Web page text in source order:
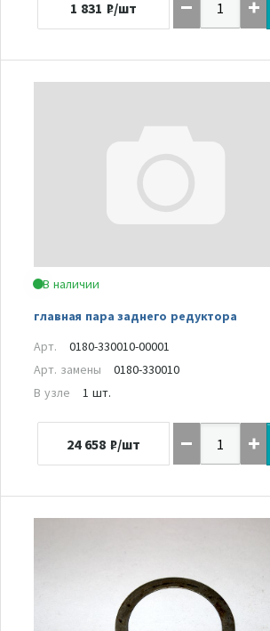
1 831 ₽/шт
В наличии
главная пара заднего редуктора
Арт.
0180-330010-00001
Арт. замены
0180-330010
В узле
1 шт.
24 658 ₽/шт